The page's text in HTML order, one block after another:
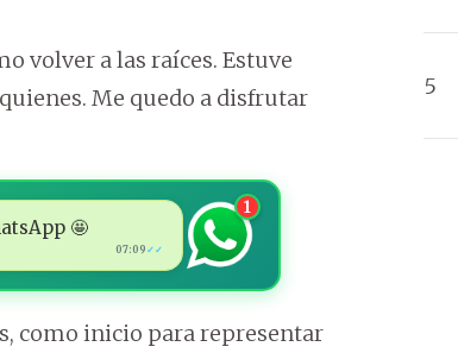
volver a las raíces. Estuve
Me quedo a disfrutar
🤩
07:09 ✓✓
1
como inicio para representar